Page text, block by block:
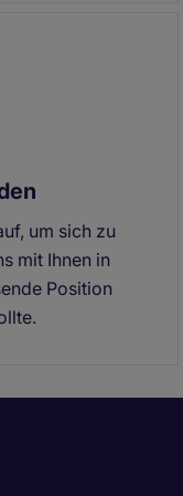
um sich zu
mit Ihnen in
Position